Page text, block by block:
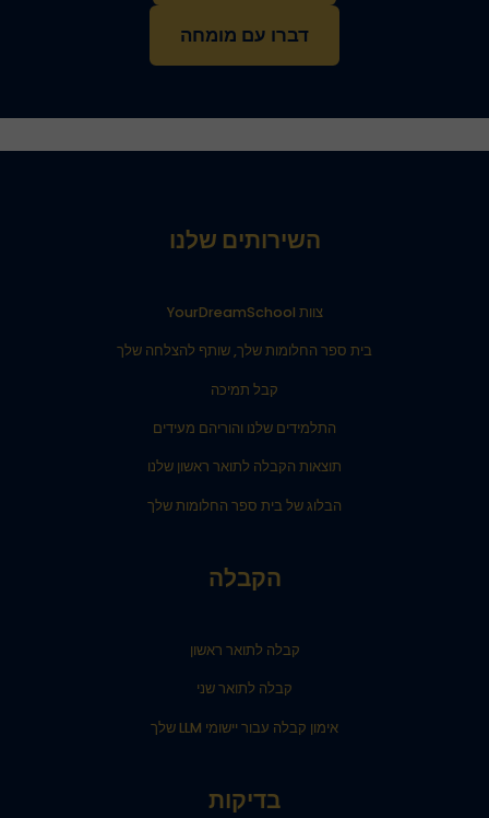
דברו עם מומחה
השירותים שלנו
צוות YourDreamSchool
בית ספר החלומות שלך, שותף להצלחה שלך
קבל תמיכה
התלמידים שלנו והוריהם מעידים
תוצאות הקבלה לתואר ראשון שלנו
הבלוג של בית ספר החלומות שלך
הקבלה
קבלה לתואר ראשון
קבלה לתואר שני
אימון קבלה עבור יישומי LLM שלך
בדיקות